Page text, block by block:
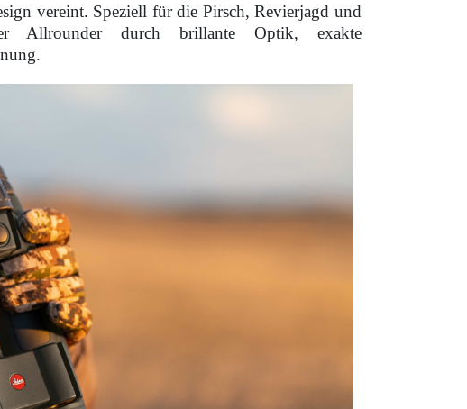
vereint. Speziell für die Pirsch, Revierjagd und
Allrounder durch brillante Optik, exakte